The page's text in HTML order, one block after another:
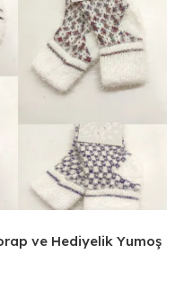
ve Hediyelik Yumoş